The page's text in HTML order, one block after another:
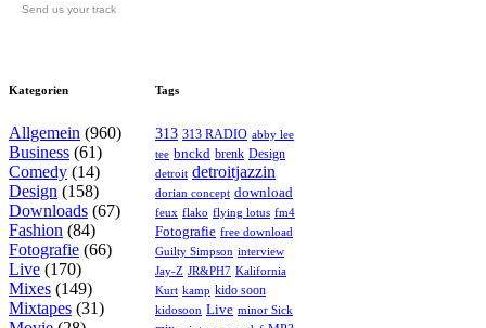
Send us your track
Kategorien
Allgemein (960)
Business (61)
Comedy (14)
Design (158)
Downloads (67)
Fashion (84)
Fotografie (66)
Live (170)
Mixes (149)
Mixtapes (31)
Tags
313 313 RADIO abby lee
tee bnckd brenk Design
detroit detroitjazzin
dorian concept download
feux flako flying lotus fm4
Fotografie free download
Guilty Simpson interview
Jay-Z JR&PH7 Kalifornia
Kurt kamp kido soon
kidosoon Live minor Sick